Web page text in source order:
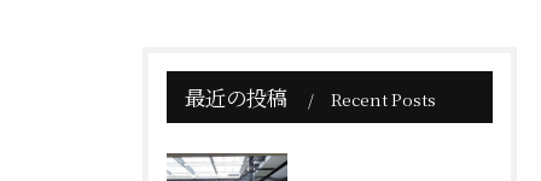
最近の投稿 Recent Posts